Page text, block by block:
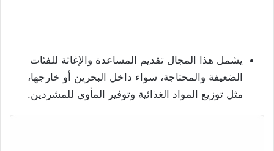
يشمل هذا المجال تقديم المساعدة والإغاثة للفئات
الضعيفة والمحتاجة، سواء داخل البحرين أو خارجها،
مثل توزيع المواد الغذائية وتوفير المأوى للمشردين.